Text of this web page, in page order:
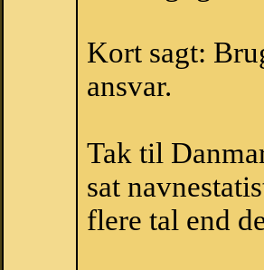
Kort sagt:
ansvar.
Tak til
sat
flere tal end